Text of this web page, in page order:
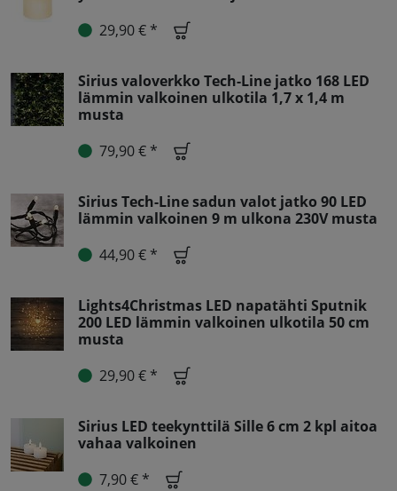
29,90 € *
Sirius valoverkko Tech-Line jatko 168 LED
lämmin valkoinen ulkotila 1,7 x 1,4 m
musta
79,90 € *
Sirius Tech-Line sadun valot jatko 90 LED
lämmin valkoinen 9 m ulkona 230V musta
44,90 € *
Lights4Christmas LED napatähti Sputnik
200 LED lämmin valkoinen ulkotila 50 cm
musta
29,90 € *
Sirius LED teekynttilä Sille 6 cm 2 kpl aitoa
vahaa valkoinen
7,90 € *